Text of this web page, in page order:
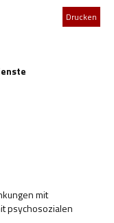
Drucken
mit
psychosozialen